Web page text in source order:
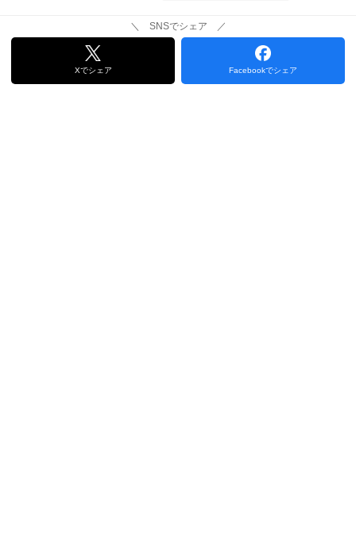
＼ SNSでシェア ／
Xでシェア Facebookでシェア